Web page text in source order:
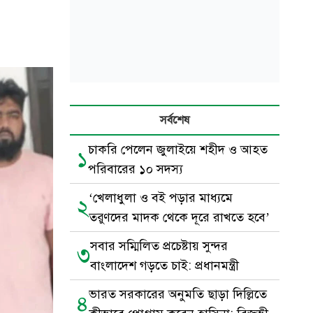
সর্বশেষ
১চাকরি পেলেন জুলাইয়ে শহীদ ও আহত
পরিবারের ১০ সদস্য
২‘খেলাধুলা ও বই পড়ার মাধ্যমে
তরুণদের মাদক থেকে দূরে রাখতে হবে’
৩সবার সম্মিলিত প্রচেষ্টায় সুন্দর
বাংলাদেশ গড়তে চাই: প্রধানমন্ত্রী
৪ভারত সরকারের অনুমতি ছাড়া দিল্লিতে